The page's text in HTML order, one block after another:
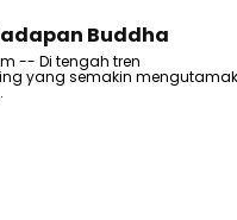
Buddha
-- Di tengah tren
yang semakin